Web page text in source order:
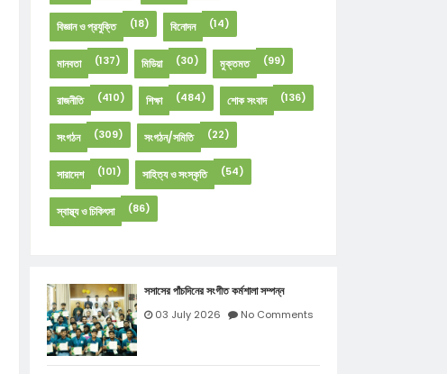
বিজ্ঞান ও প্রযুক্তি (18) বিনোদন (14)
মানবতা (137) মিডিয়া (30) মুক্তমত (99)
রাজনীতি (410) শিক্ষা (484) শোক সংবাদ (136)
সংগঠন (309) সংগঠন/সমিতি (22)
সারাদেশ (101) সাহিত্য ও সংস্কৃতি (54)
স্বাস্থ্য ও চিকিৎসা (86)
সসাসের পাঁচদিনের সংগীত কর্মশালা সম্পন্ন
03 July 2026 No Comments